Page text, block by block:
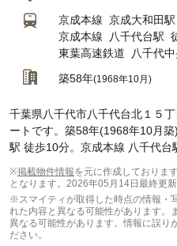
京成本線 京成大和田駅
京成本線
八千代台駅
東葉高速鉄道
八千代
築58年(1968年10月)
千葉県八千代市八千代台北１５
ートです。築58年(1968年10月
駅 徒歩10分。京成本線 八千代台
※掲載物件情報を元に作成しておりま
となります。 2026年05月14日最終更新
※スマイティが取得した時点の情報・
れた内容と異なる可能性があります。
異なる可能性があります。情報に誤り
ださい。